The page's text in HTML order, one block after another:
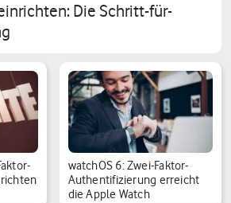
Die Schritt-für-
watchOS 6: Zwei-Faktor-
Authentifizierung erreicht
die Apple Watch